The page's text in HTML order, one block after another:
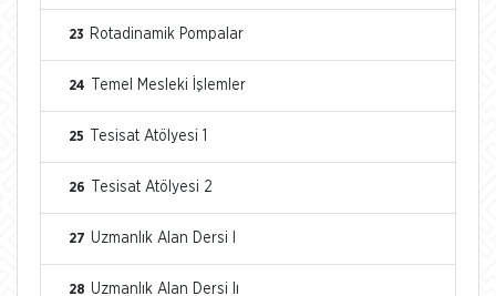
23 Rotadinamik Pompalar
24 Temel Mesleki İşlemler
25 Tesisat Atölyesi 1
26 Tesisat Atölyesi 2
27 Uzmanlık Alan Dersi I
28 Uzmanlık Alan Dersi Iı